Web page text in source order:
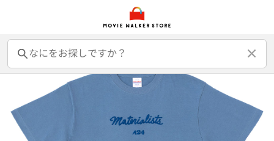
前売オンライン券 前売カード券 グッズ